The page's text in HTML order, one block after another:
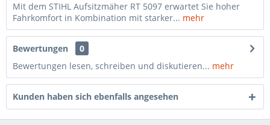
Mit dem STIHL Aufsitzmäher RT 5097 erwartet Sie hoher
Fahrkomfort in Kombination mit starker... mehr
Bewertungen
0
Bewertungen lesen, schreiben und diskutieren... mehr
Kunden haben sich ebenfalls angesehen